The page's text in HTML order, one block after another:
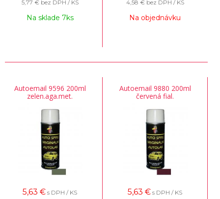
5,77 € bez DPH / KS
Na sklade 7ks
4,58 € bez DPH / KS
Na objednávku
Autoemail 9596 200ml
zelen.aga.met.
5,63 € s DPH / KS
Autoemail 9880 200ml
červená fial.
5,63 € s DPH / KS